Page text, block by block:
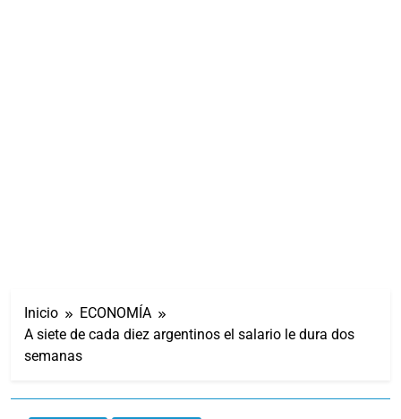
Inicio
ECONOMÍA
A siete de cada diez argentinos el salario le dura dos
semanas